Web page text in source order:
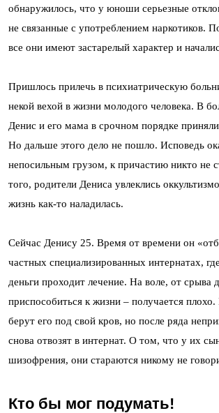
обнаружилось, что у юноши серьезные
не связанные с употреблением наркотиков.
все они имеют застарелый характер и
Пришлось прилечь в психиатрическую
некой вехой в жизни молодого человека. В
Денис и его мама в срочном порядке
Но дальше этого дело не пошло. Исповедь
непосильным грузом, к причастию никто не
того, родители Дениса увлеклись
жизнь как-то наладилась.
Сейчас Денису 25. Время от времени он
частных специализированных интернатах,
деньги проходит лечение. На воле, от срыва
приспособиться к жизни – получается
берут его под свой кров, но после ряда
снова отвозят в интернат. О том, что у их
шизофрения, они стараются никому не
Кто бы мог подумать!